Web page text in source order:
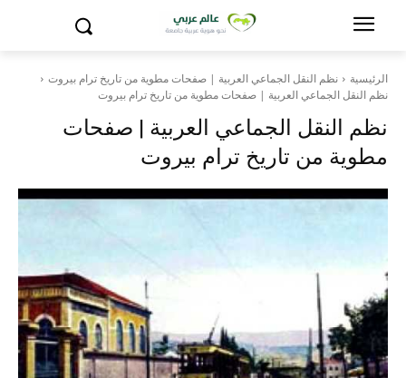
الرئيسية
نظم النقل الجماعي العربية | صفحات مطوية من تاريخ ترام بيروت
نظم النقل الجماعي العربية | صفحات مطوية من تاريخ ترام بيروت
نظم النقل الجماعي العربية | صفحات
مطوية من تاريخ ترام بيروت